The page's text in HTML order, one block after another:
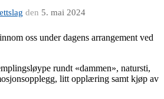
den 5. mai 2024
oss under dagens arrangement ved
rundt «dammen», natursti,
litt opplæring samt kjøp av